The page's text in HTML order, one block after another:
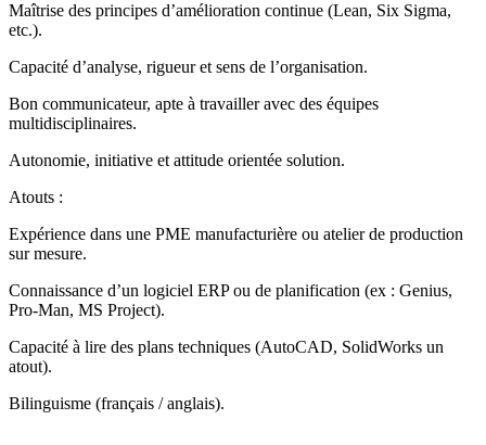
Maîtrise des principes d’amélioration continue (Lean, Six Sigma,
etc.).
Capacité d’analyse, rigueur et sens de l’organisation.
Bon communicateur, apte à travailler avec des équipes
multidisciplinaires.
Autonomie, initiative et attitude orientée solution.
Atouts :
Expérience dans une PME manufacturière ou atelier de production
sur mesure.
Connaissance d’un logiciel ERP ou de planification (ex : Genius,
Pro-Man, MS Project).
Capacité à lire des plans techniques (AutoCAD, SolidWorks un
atout).
Bilinguisme (français / anglais).